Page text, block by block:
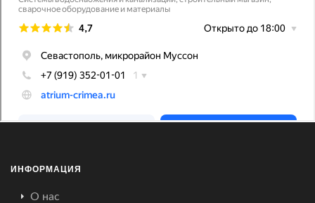
ИНФОРМАЦИЯ
О нас